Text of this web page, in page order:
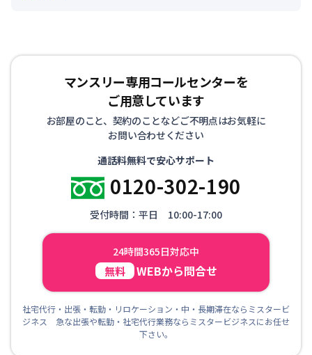
マンスリー専用コールセンターを
ご用意しています
お部屋のこと、契約のことなどご不明点はお気軽に
お問い合わせください
通話料無料で安心サポート
0120-302-190
受付時間：平日 10:00-17:00
24時間365日対応中
無料 WEBから問合せ
社宅代行・出張・転勤・リロケーション・中・長期滞在ならミスタービ
ジネス 急な出張や転勤・社宅代行業務ならミスタービジネスにお任せ
下さい。